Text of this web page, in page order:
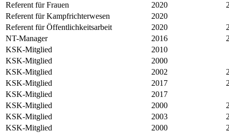
Referent für Frauen
2020
Referent für Kampfrichterwesen
2020
Referent für Öffentlichkeitsarbeit
2020
NT-Manager
2016
KSK-Mitglied
2010
KSK-Mitglied
2000
KSK-Mitglied
2002
KSK-Mitglied
2017
KSK-Mitglied
2017
KSK-Mitglied
2000
KSK-Mitglied
2003
KSK-Mitglied
2000